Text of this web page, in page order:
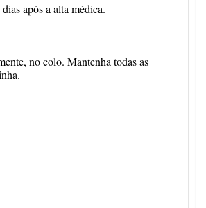
após a alta médica.
no colo. Mantenha todas as